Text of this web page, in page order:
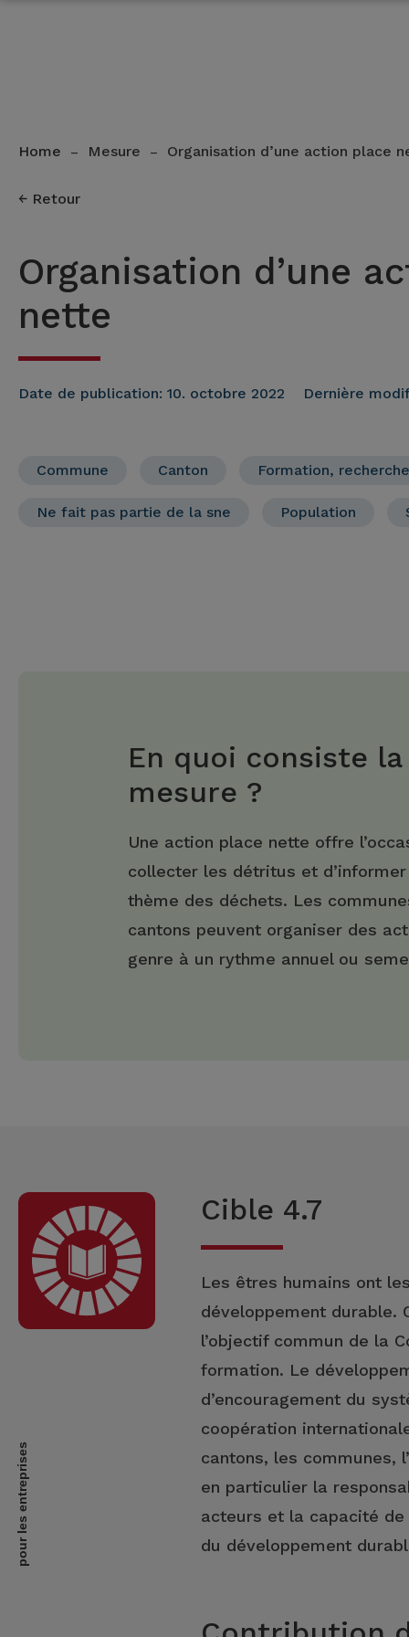
Home – Mesure – Organisation d’une action place
Retour
Organisation d’une
nette
Date de publication: 10. octobre 2022 Dernière
Commune Canton Formation,
Ne fait pas partie de la sne Population
En quoi consiste la
mesure ?
Une action place nette offre
collecter les détritus et
thème des déchets. Les
cantons peuvent organiser des
genre à un rythme annuel ou
Cible 4.7
Les êtres humains ont
développement durable.
l’objectif commun de la
formation. Le
d’encouragement du
coopération
cantons, les communes,
en particulier la
acteurs et la capacité
du développement
pour les entreprises